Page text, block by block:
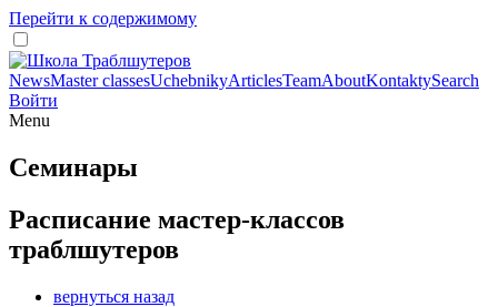
Перейти к содержимому
NewsMaster classesUchebnikyArticlesTeamAboutKontaktySearch
Войти
Menu
Семинары
Расписание мастер-классов
траблшутеров
вернуться назад